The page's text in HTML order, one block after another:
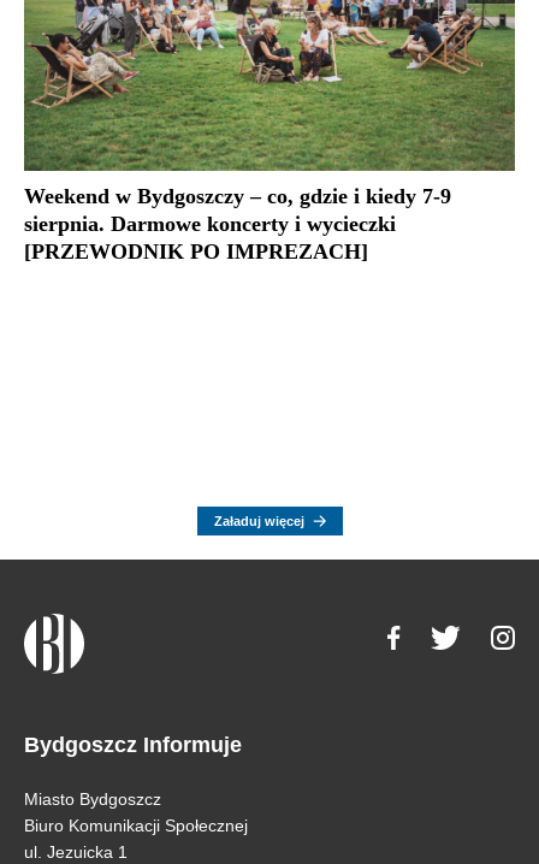
Weekend w Bydgoszczy – co, gdzie i kiedy 7-9
sierpnia. Darmowe koncerty i wycieczki
[PRZEWODNIK PO IMPREZACH]
Załaduj więcej
Bydgoszcz Informuje
Miasto Bydgoszcz
Biuro Komunikacji Społecznej
ul. Jezuicka 1